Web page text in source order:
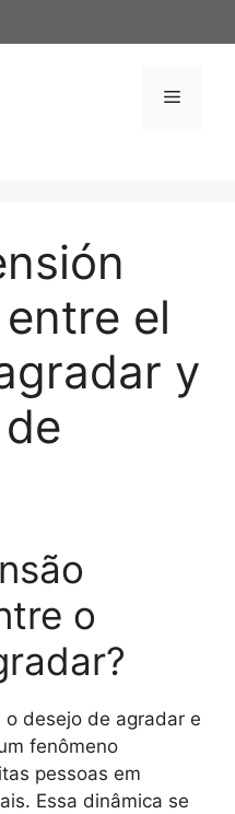
Menú
el
y
o
desejo de agradar e
fenômeno
pessoas em
Essa dinâmica se